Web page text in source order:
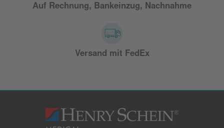
Auf Rechnung, Bankeinzug, Nachnahme
Versand mit FedEx